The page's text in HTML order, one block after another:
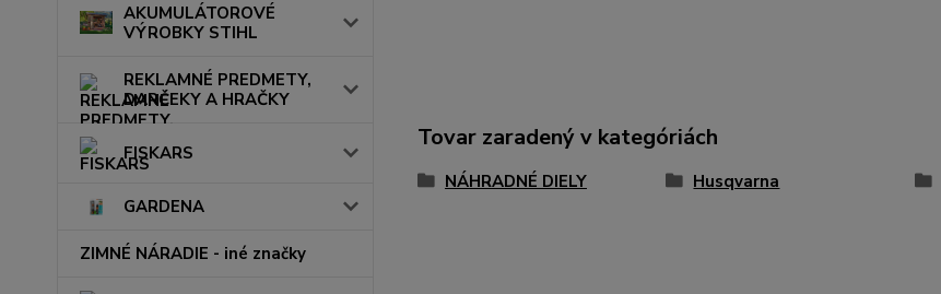
AKUMULÁTOROVÉ
VÝROBKY STIHL
REKLAMNÉ PREDMETY,
DARČEKY A HRAČKY
FISKARS
GARDENA
ZIMNÉ NÁRADIE - iné značky
Tovar zaradený v kategóriách
NÁHRADNÉ DIELY Husqvarna